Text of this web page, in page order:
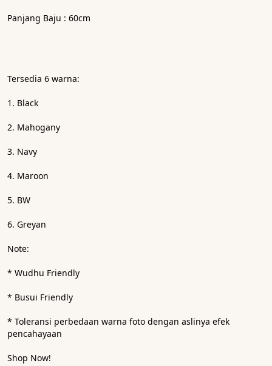
Panjang Baju : 60cm
Tersedia 6 warna:
1. Black
2. Mahogany
3. Navy
4. Maroon
5. BW
6. Greyan
Note:
* ⁠Wudhu Friendly
* ⁠Busui Friendly
* ⁠Toleransi perbedaan warna foto dengan aslinya efek
pencahayaan
Shop Now!